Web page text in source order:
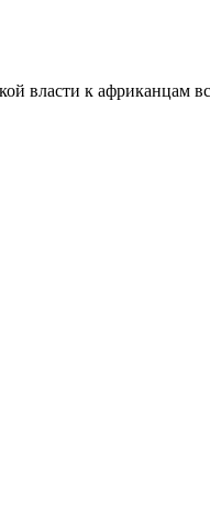
власти к африканцам